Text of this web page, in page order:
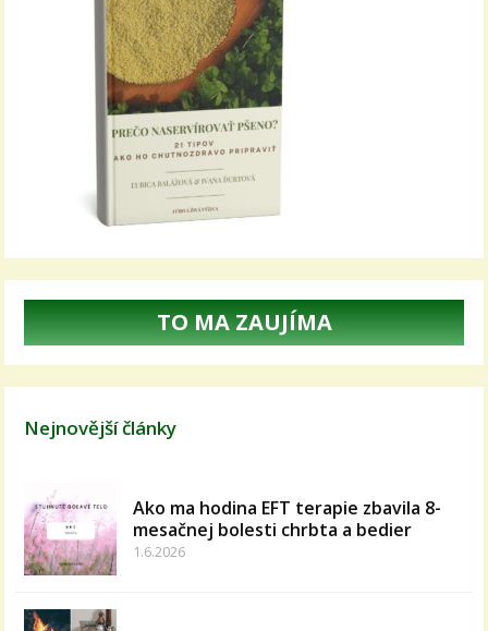
TO MA ZAUJÍMA
Nejnovější články
Ako ma hodina EFT terapie zbavila 8-
mesačnej bolesti chrbta a bedier
1.6.2026